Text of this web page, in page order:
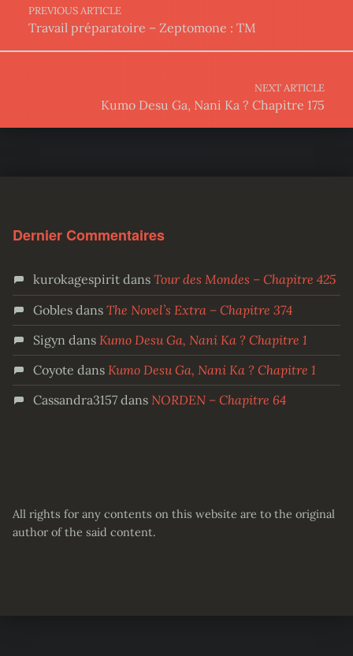
PREVIOUS ARTICLE
Travail préparatoire – Zeptomone : TM
NEXT ARTICLE
Kumo Desu Ga, Nani Ka ? Chapitre 175
Dernier Commentaires
kurokagespiritdans Tour des Mondes – Chapitre 425
Goblesdans The Novel’s Extra – Chapitre 374
Sigyn dans Kumo Desu Ga, Nani Ka ? Chapitre 1
Coyote dans Kumo Desu Ga, Nani Ka ? Chapitre 1
Cassandra3157dans NORDEN – Chapitre 64
All rights for any contents on this website are to the original
author of the said content.